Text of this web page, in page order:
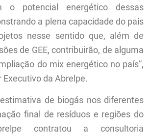
o potencial energético dessas
a plena capacidade do país
nesse sentido que, além de
de GEE, contribuirão, de alguma
do mix energético no país”,
Executivo da Abrelpe.
de biogás nos diferentes
final de resíduos e regiões do
contratou a consultoria